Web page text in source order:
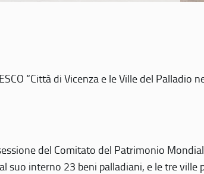
“Città di Vicenza e le Ville del
del Comitato del Patrimonio
suo interno 23 beni palladiani, e le tre ville